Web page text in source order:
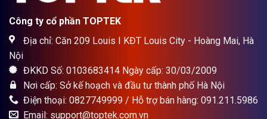
Công ty cổ phần TOPTEK
Địa chỉ: Căn 209 Louis I KĐT Louis City - Hoàng Mai, Hà
Nội
ĐKKD Số: 0103683414 Ngày cấp: 30/03/2009
Nơi cấp: Sở kế hoạch và đầu tư thành phố Hà Nội
Điện thoại: 0827749999 / Hỗ trợ bán hàng: 091.211.5986
Email: support@toptek.com.vn